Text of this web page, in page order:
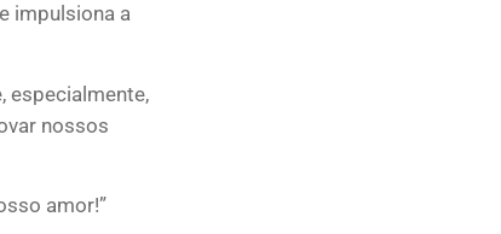
impulsiona a
especialmente,
nossos
amor!”